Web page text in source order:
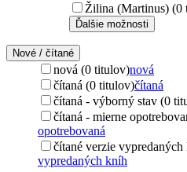
Žilina (Martinus) (0
Ďalšie možnosti
Nové / čítané
nová (0 titulov)nová
čítaná (0 titulov)čítaná
čítaná - výborný stav (0
čítaná - mierne
opotrebovaná
čítané verzie
vypredaných kníh